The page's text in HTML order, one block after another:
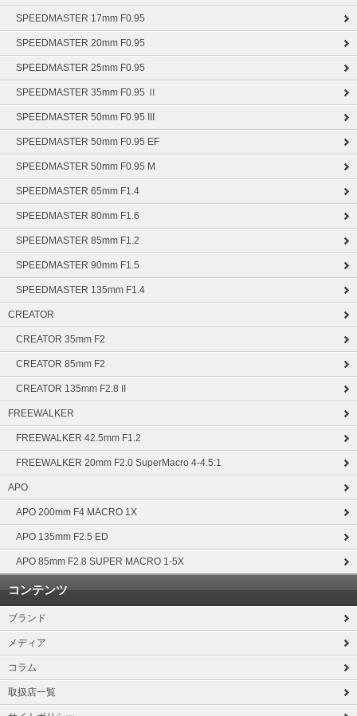
SPEEDMASTER 17mm F0.95
SPEEDMASTER 20mm F0.95
SPEEDMASTER 25mm F0.95
SPEEDMASTER 35mm F0.95 Ⅱ
SPEEDMASTER 50mm F0.95 III
SPEEDMASTER 50mm F0.95 EF
SPEEDMASTER 50mm F0.95 M
SPEEDMASTER 65mm F1.4
SPEEDMASTER 80mm F1.6
SPEEDMASTER 85mm F1.2
SPEEDMASTER 90mm F1.5
SPEEDMASTER 135mm F1.4
CREATOR
CREATOR 35mm F2
CREATOR 85mm F2
CREATOR 135mm F2.8 II
FREEWALKER
FREEWALKER 42.5mm F1.2
FREEWALKER 20mm F2.0 SuperMacro 4-4.5:1
APO
APO 200mm F4 MACRO 1X
APO 135mm F2.5 ED
APO 85mm F2.8 SUPER MACRO 1-5X
コンテンツ
ブランド
メディア
コラム
取扱店一覧